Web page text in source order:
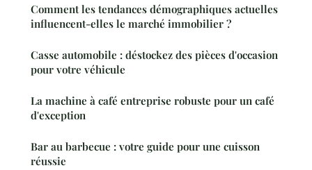
Comment les tendances démographiques actuelles
influencent-elles le marché immobilier ?
Casse automobile : déstockez des pièces d'occasion
pour votre véhicule
La machine à café entreprise robuste pour un café
d'exception
Bar au barbecue : votre guide pour une cuisson
réussie